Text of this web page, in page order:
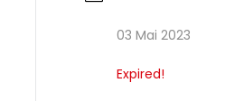
03 Mai 2023
Expired!